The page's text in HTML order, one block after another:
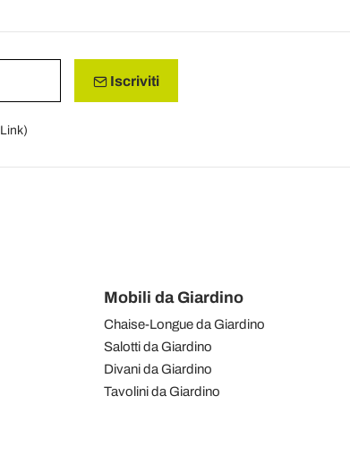
Iscriviti
Link)
Mobili da Giardino
Chaise-Longue da Giardino
Salotti da Giardino
Divani da Giardino
Tavolini da Giardino